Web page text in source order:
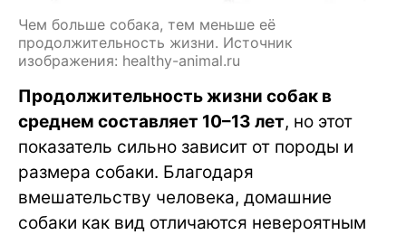
Чем больше собака, тем меньше её
продолжительность жизни. Источник
изображения: healthy-animal.ru
Продолжительность жизни собак в
среднем составляет 10–13 лет, но этот
показатель сильно зависит от породы и
размера собаки. Благодаря
вмешательству человека, домашние
собаки как вид отличаются невероятным